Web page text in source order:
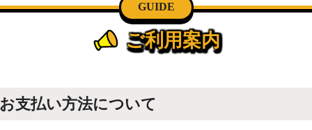
GUIDE
ご利用案内
お支払い方法について